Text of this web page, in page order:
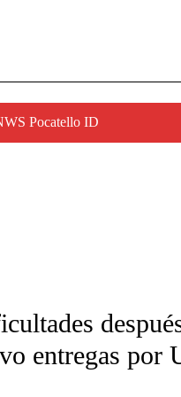
Pocatello ID
ABOUT NEW PAGES ON
entregas por